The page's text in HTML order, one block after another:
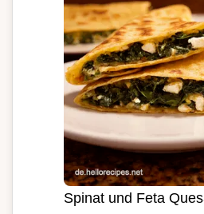
Spinat und Feta